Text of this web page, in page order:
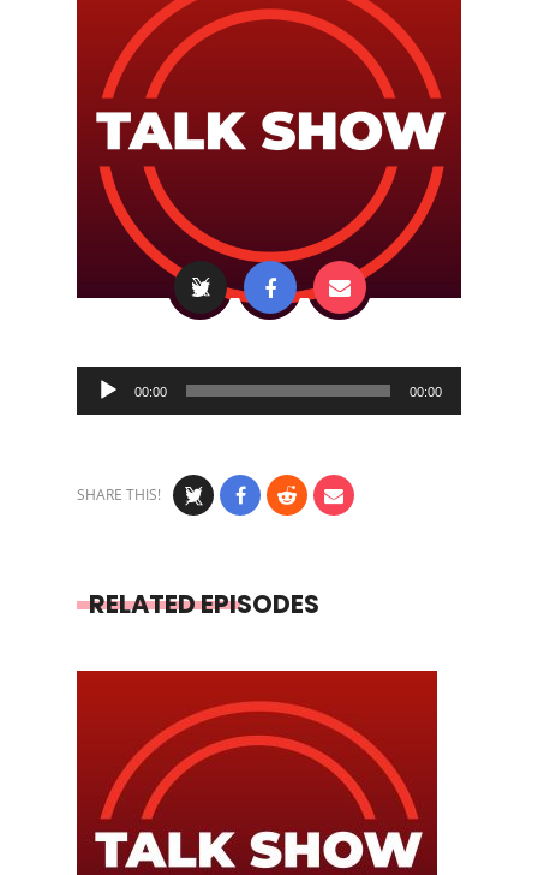
Audio
Player
00:00 00:00
SHARE THIS!
RELATED EPISODES